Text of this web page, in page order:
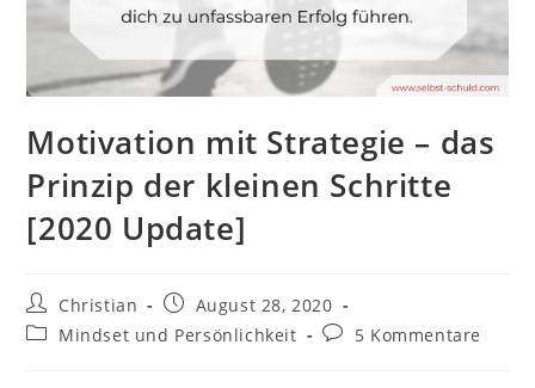
Motivation mit Strategie – das
Prinzip der kleinen Schritte
[2020 Update]
Beitrags-
Autor:
Christian
Beitrag
veröffentlicht:
August 28, 2020
Beitrags-
Mindset und Persönlichkeit
Beitrags-
5 Kommentare